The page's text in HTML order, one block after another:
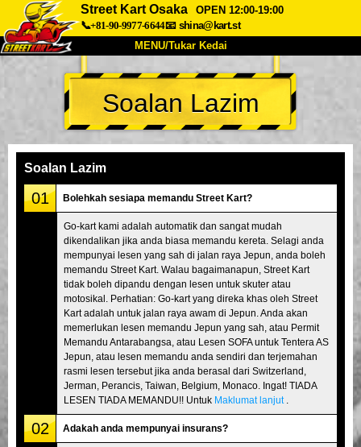
Street Kart Osaka
OPEN 12:00-19:00
📞+81-90-9977-6644📧 shina@kart.st
MENU/Tukar Kedai
UTAMA
Tentang Spesifikasi Harga
Syarikat
Tokyo Shinagawa Tokyo Akihabara#1
Tokyo Akihabara#2 Tokyo Shibuya
Tokyo Shibuya Annex Tokyo Bay
Tokyo Asakusa Osaka
Okinawa
Soalan Lazim
Soalan Lazim
01 Bolehkah sesiapa memandu Street Kart?
Go-kart kami adalah automatik dan sangat mudah
dikendalikan jika anda biasa memandu kereta. Selagi anda
mempunyai lesen yang sah di jalan raya Jepun, anda boleh
memandu Street Kart. Walau bagaimanapun, Street Kart
tidak boleh dipandu dengan lesen untuk skuter atau
motosikal. Perhatian: Go-kart yang direka khas oleh Street
Kart adalah untuk jalan raya awam di Jepun. Anda akan
memerlukan lesen memandu Jepun yang sah, atau Permit
Memandu Antarabangsa, atau Lesen SOFA untuk Tentera AS
Jepun, atau lesen memandu anda sendiri dan terjemahan
rasmi lesen tersebut jika anda berasal dari Switzerland,
Jerman, Perancis, Taiwan, Belgium, Monaco. Ingat! TIADA
LESEN TIADA MEMANDU!! Untuk Maklumat lanjut.
02 Adakah anda mempunyai insurans?